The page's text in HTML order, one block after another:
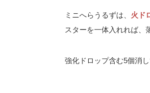
ミニへらうるずは、 火ド
スターを一体入れれば、
強化ドロップ含む5個消